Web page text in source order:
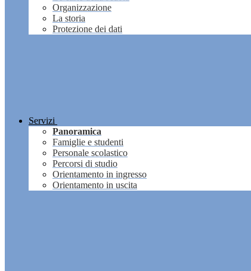
Organizzazione
La storia
Protezione dei dati
Servizi
Panoramica
Famiglie e studenti
Personale scolastico
Percorsi di studio
Orientamento in ingresso
Orientamento in uscita